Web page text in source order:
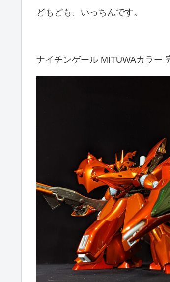
どもども、いっちんです。
ナイチンゲール MITUWAカラー